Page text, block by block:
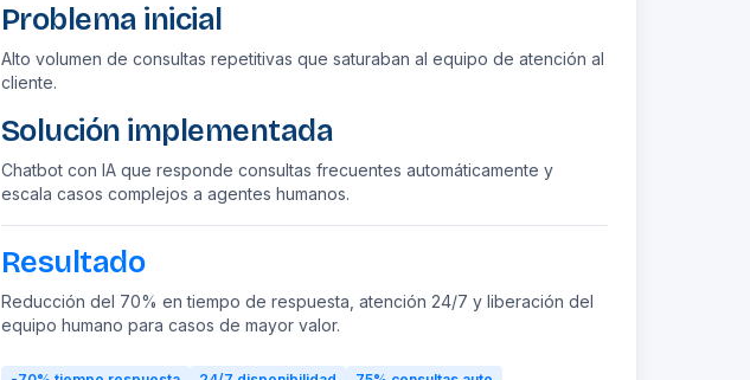
Problema inicial
Alto volumen de consultas repetitivas que saturaban al equipo de atención al
cliente.
Solución implementada
Chatbot con IA que responde consultas frecuentes automáticamente y
escala casos complejos a agentes humanos.
Resultado
Reducción del 70% en tiempo de respuesta, atención 24/7 y liberación del
equipo humano para casos de mayor valor.